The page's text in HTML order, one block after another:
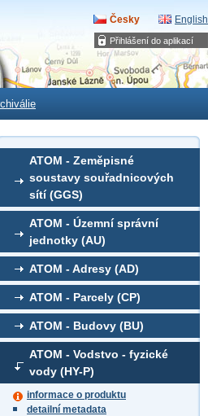
Přihlášení do aplikací
Česky English
ATOM - Zeměpisné
soustavy souřadnicových
sítí (GGS)
ATOM - Územní správní
jednotky (AU)
ATOM - Adresy (AD)
ATOM - Parcely (CP)
ATOM - Budovy (BU)
ATOM - Vodstvo - fyzické
vody (HY-P)
informace o produktu
detailní metadata